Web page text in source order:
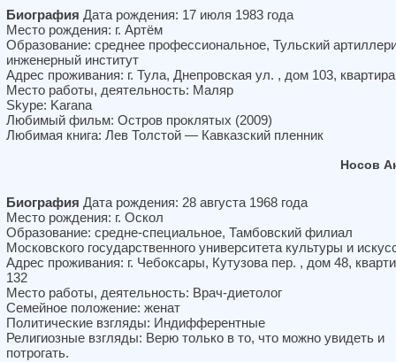
Биография Дата рождения: 17 июля 1983 года
Место рождения: г. Артём
Образование: среднее профессиональное, Тульский
инженерный институт
Адрес проживания: г. Тула, Днепровская ул. , дом 103,
Место работы, деятельность: Маляр
Skype: Karana
Любимый фильм: Остров проклятых (2009)
Любимая книга: Лев Толстой — Кавказский пленник
Носов
Биография Дата рождения: 28 августа 1968 года
Место рождения: г. Оскол
Образование: средне-специальное, Тамбовский филиал
Московского государственного университета культуры и
Адрес проживания: г. Чебоксары, Кутузова пер. , дом 48,
132
Место работы, деятельность: Врач-диетолог
Семейное положение: женат
Политические взгляды: Индифферентные
Религиозные взгляды: Верю только в то, что можно увидеть и
потрогать.